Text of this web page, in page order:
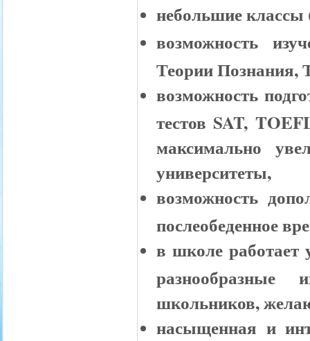
небольшие классы
возможность
Теории Познания,
возможность
тестов SAT,
максимально
университеты,
возможность
послеобеденное
в школе работает
разнообразные
школьников,
насыщенная и